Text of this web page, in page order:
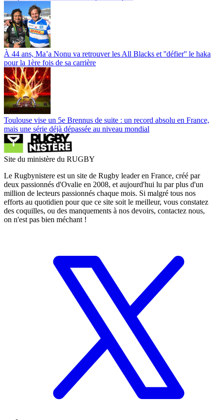
À 44 ans, Ma’a Nonu va retrouver les All Blacks et ''défier'' le haka
pour la 1ère fois de sa carrière
Toulouse vise un 5e Brennus de suite : un record absolu en France,
mais une série déjà dépassée au niveau mondial
Site du ministère du RUGBY
Le Rugbynistere est un site de Rugby leader en France, créé par
deux passionnés d'Ovalie en 2008, et aujourd'hui lu par plus d'un
million de lecteurs passionnés chaque mois. Si malgré tous nos
efforts au quotidien pour que ce site soit le meilleur, vous constatez
des coquilles, ou des manquements à nos devoirs, contactez nous,
on n'est pas bien méchant !